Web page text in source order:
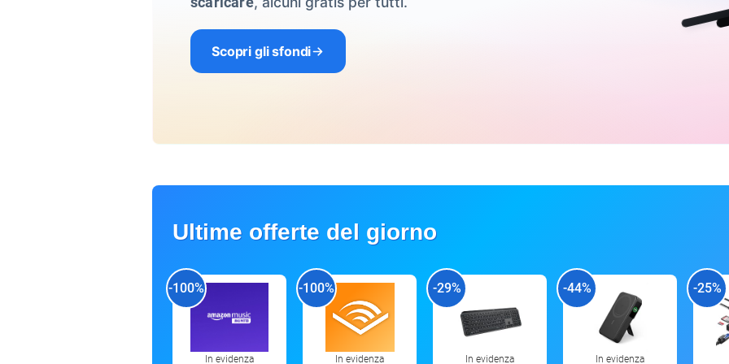
Scopri gli sfondi
Ultime offerte del giorno
-100%
In evidenza
-100%
In evidenza
-29%
In evidenza
-44%
In evidenza
-25%